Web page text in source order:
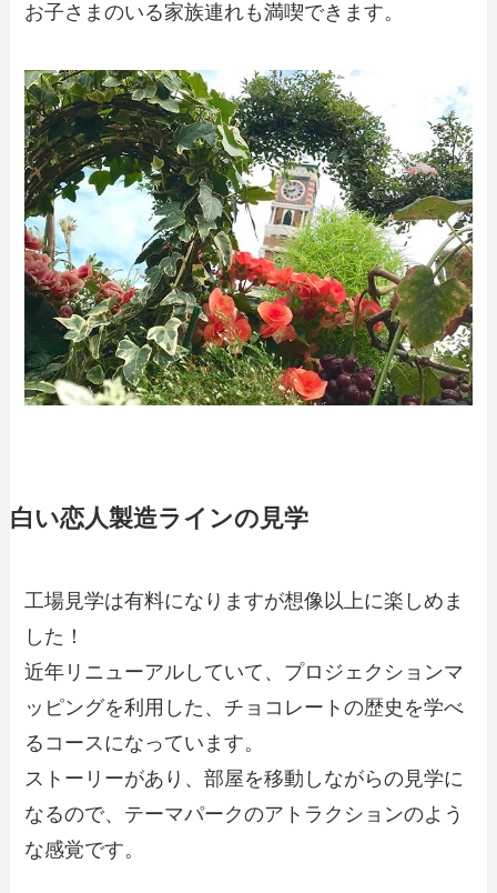
お子さまのいる家族連れも満喫できます。
白い恋人製造ラインの見学
工場見学は有料になりますが想像以上に楽しめま
した！
近年リニューアルしていて、プロジェクションマ
ッピングを利用した、チョコレートの歴史を学べ
るコースになっています。
ストーリーがあり、部屋を移動しながらの見学に
なるので、テーマパークのアトラクションのよう
な感覚です。